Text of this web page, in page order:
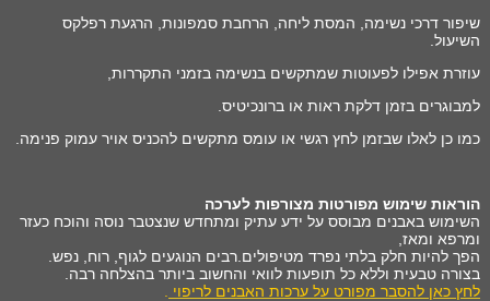
שיפור דרכי נשימה, המסת ליחה, הרחבת סמפונות, הרגעת רפלקס
השיעול.
עוזרת אפילו לפעוטות שמתקשים בנשימה בזמני התקררות,
למבוגרים בזמן דלקת ראות או ברונכיטיס.
כמו כן לאלו שבזמן לחץ רגשי או עומס מתקשים להכניס אויר עמוק פנימה.
הוראות שימוש מפורטות מצורפות לערכה
השימוש באבנים מבוסס על ידע עתיק ומתחדש שנצטבר נוסה והוכח כעזר
ומרפא ומאז,
הפך להיות חלק בלתי נפרד מטיפולים.רבים הנוגעים לגוף, רוח, נפש.
בצורה טבעית וללא כל תופעות לוואי והחשוב ביותר בהצלחה רבה.
לחץ כאן להסבר מפורט על ערכות האבנים לריפוי